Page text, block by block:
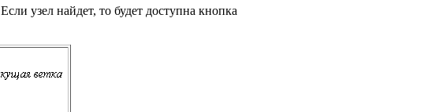
Если узел найдет, то будет доступна кнопка